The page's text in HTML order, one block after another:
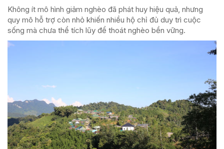
Không ít mô hình giảm nghèo đã phát huy hiệu quả, nhưng
quy mô hỗ trợ còn nhỏ khiến nhiều hộ chỉ đủ duy trì cuộc
sống mà chưa thể tích lũy để thoát nghèo bền vững.